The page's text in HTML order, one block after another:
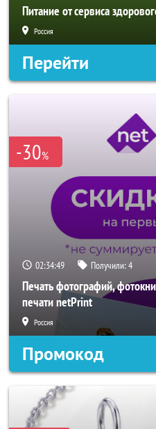
Питание от сервиса
Россия
Перейти
-30%
02:34:47 Получили:4
Печать фотографий,
печати netPrint
Россия
Промокод